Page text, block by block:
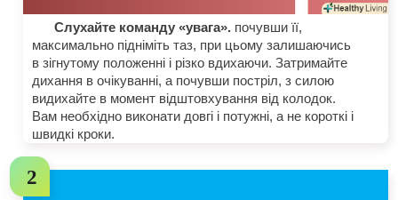
Слухайте команду «увага». почувши її,
максимально підніміть таз, при цьому залишаючись
в зігнутому положенні і різко вдихаючи. Затримайте
дихання в очікуванні, а почувши постріл, з силою
видихайте в момент відштовхування від колодок.
Вам необхідно виконати довгі і потужні, а не короткі і
швидкі кроки.